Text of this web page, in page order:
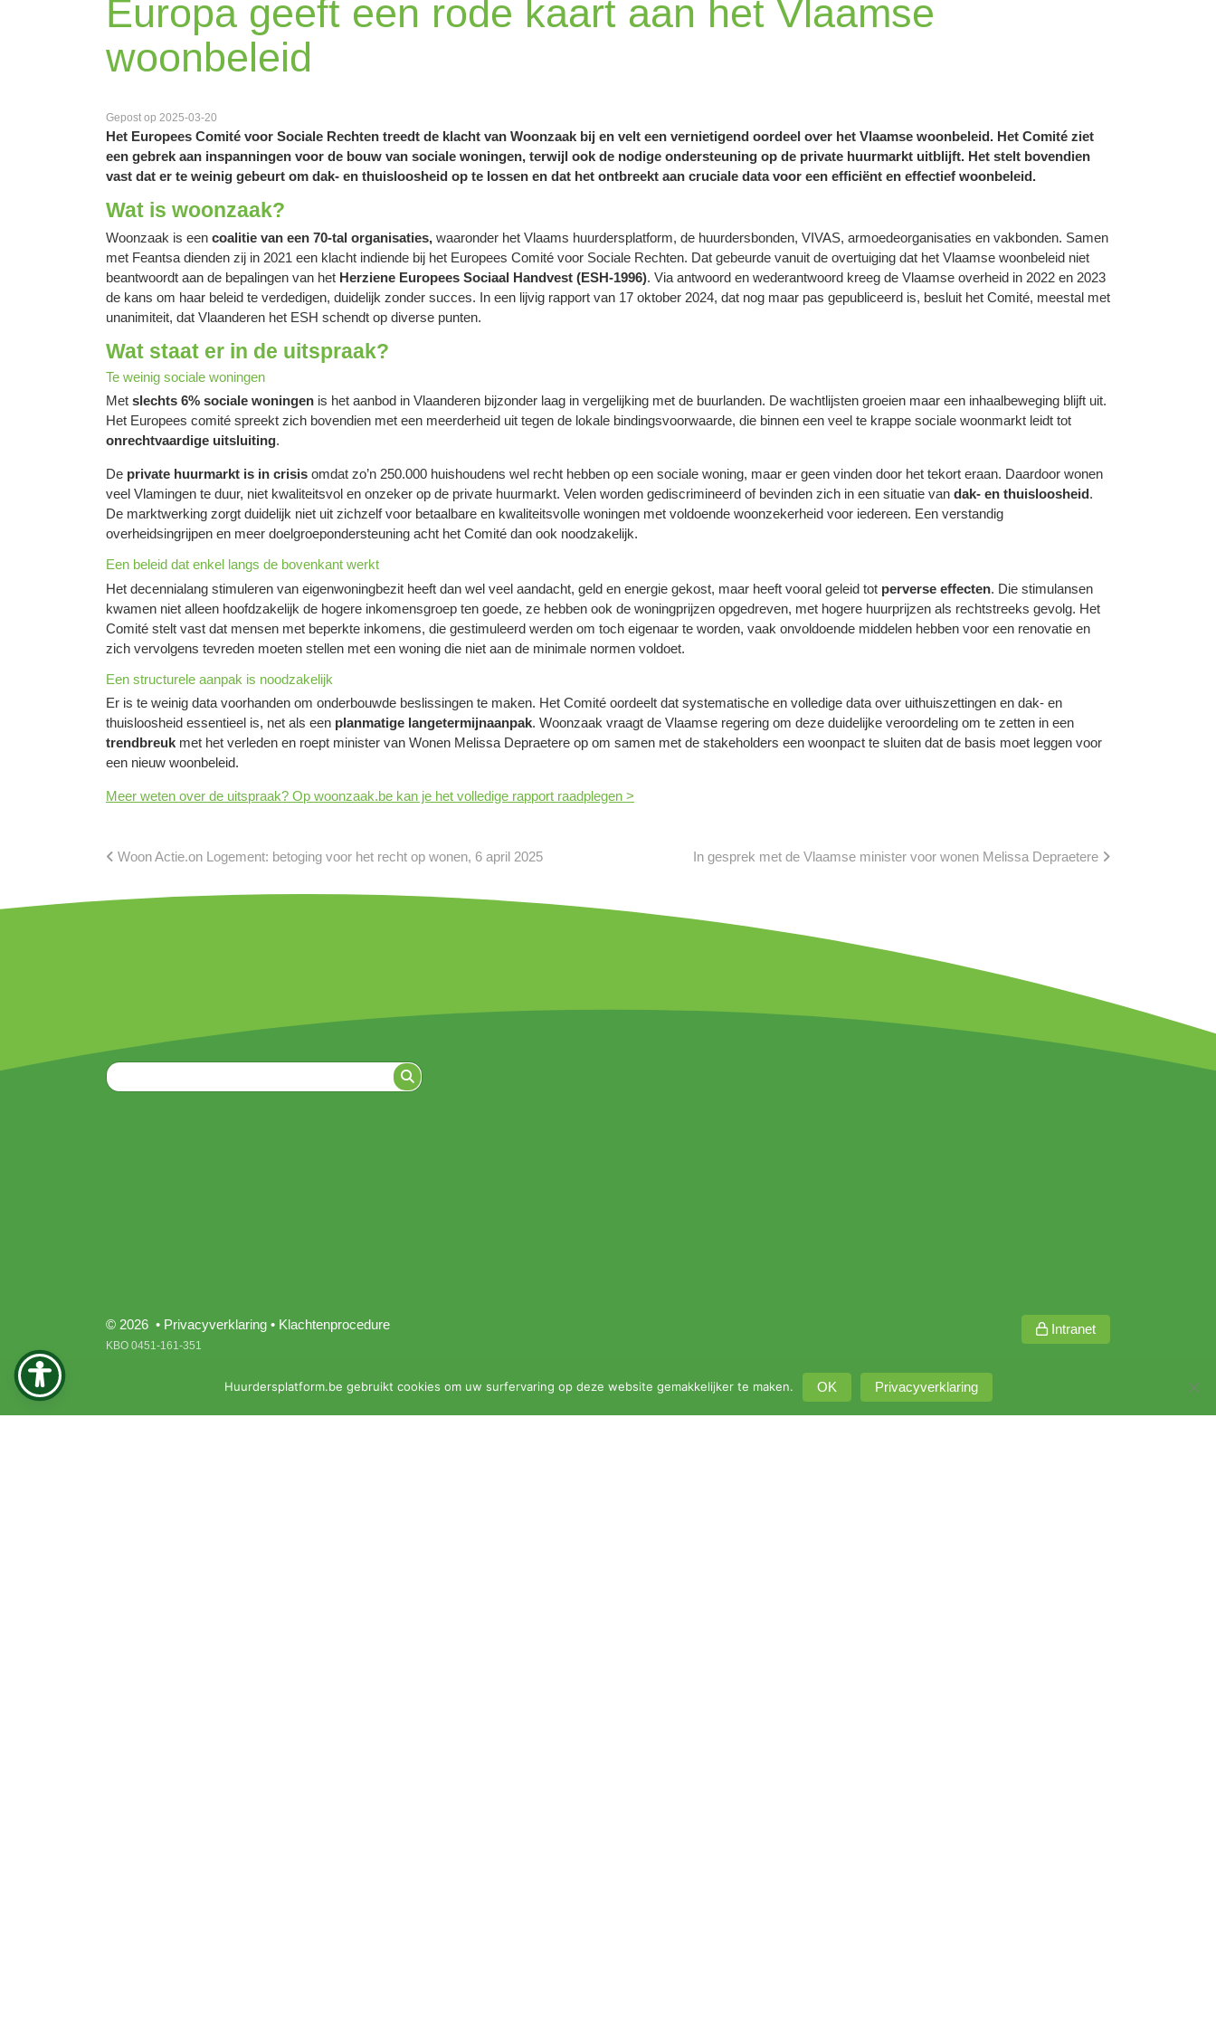
Europa geeft een rode kaart aan het Vlaamse
woonbeleid
Gepost op 2025-03-20
Het Europees Comité voor Sociale Rechten treedt de klacht van Woonzaak bij en velt een vernietigend oordeel over het Vlaamse woonbeleid. Het Comité ziet
een gebrek aan inspanningen voor de bouw van sociale woningen, terwijl ook de nodige ondersteuning op de private huurmarkt uitblijft. Het stelt bovendien
vast dat er te weinig gebeurt om dak- en thuisloosheid op te lossen en dat het ontbreekt aan cruciale data voor een efficiënt en effectief woonbeleid.
Wat is woonzaak?
Woonzaak is een coalitie van een 70-tal organisaties, waaronder het Vlaams huurdersplatform, de huurdersbonden, VIVAS, armoedeorganisaties en vakbonden. Samen
met Feantsa dienden zij in 2021 een klacht indiende bij het Europees Comité voor Sociale Rechten. Dat gebeurde vanuit de overtuiging dat het Vlaamse woonbeleid niet
beantwoordt aan de bepalingen van het Herziene Europees Sociaal Handvest (ESH-1996). Via antwoord en wederantwoord kreeg de Vlaamse overheid in 2022 en 2023
de kans om haar beleid te verdedigen, duidelijk zonder succes. In een lijvig rapport van 17 oktober 2024, dat nog maar pas gepubliceerd is, besluit het Comité, meestal met
unanimiteit, dat Vlaanderen het ESH schendt op diverse punten.
Wat staat er in de uitspraak?
Te weinig sociale woningen
Met slechts 6% sociale woningen is het aanbod in Vlaanderen bijzonder laag in vergelijking met de buurlanden. De wachtlijsten groeien maar een inhaalbeweging blijft uit.
Het Europees comité spreekt zich bovendien met een meerderheid uit tegen de lokale bindingsvoorwaarde, die binnen een veel te krappe sociale woonmarkt leidt tot
onrechtvaardige uitsluiting.
De private huurmarkt is in crisis omdat zo’n 250.000 huishoudens wel recht hebben op een sociale woning, maar er geen vinden door het tekort eraan. Daardoor wonen
veel Vlamingen te duur, niet kwaliteitsvol en onzeker op de private huurmarkt. Velen worden gediscrimineerd of bevinden zich in een situatie van dak- en thuisloosheid.
De marktwerking zorgt duidelijk niet uit zichzelf voor betaalbare en kwaliteitsvolle woningen met voldoende woonzekerheid voor iedereen. Een verstandig
overheidsingrijpen en meer doelgroepondersteuning acht het Comité dan ook noodzakelijk.
Een beleid dat enkel langs de bovenkant werkt
Het decennialang stimuleren van eigenwoningbezit heeft dan wel veel aandacht, geld en energie gekost, maar heeft vooral geleid tot perverse effecten. Die stimulansen
kwamen niet alleen hoofdzakelijk de hogere inkomensgroep ten goede, ze hebben ook de woningprijzen opgedreven, met hogere huurprijzen als rechtstreeks gevolg. Het
Comité stelt vast dat mensen met beperkte inkomens, die gestimuleerd werden om toch eigenaar te worden, vaak onvoldoende middelen hebben voor een renovatie en
zich vervolgens tevreden moeten stellen met een woning die niet aan de minimale normen voldoet.
Een structurele aanpak is noodzakelijk
Er is te weinig data voorhanden om onderbouwde beslissingen te maken. Het Comité oordeelt dat systematische en volledige data over uithuiszettingen en dak- en
thuisloosheid essentieel is, net als een planmatige langetermijnaanpak. Woonzaak vraagt de Vlaamse regering om deze duidelijke veroordeling om te zetten in een
trendbreuk met het verleden en roept minister van Wonen Melissa Depraetere op om samen met de stakeholders een woonpact te sluiten dat de basis moet leggen voor
een nieuw woonbeleid.
Meer weten over de uitspraak? Op woonzaak.be kan je het volledige rapport raadplegen >
Woon Actie.on Logement: betoging voor het recht op wonen, 6 april 2025 In gesprek met de Vlaamse minister voor wonen Melissa Depraetere
© 2026 • Privacyverklaring • Klachtenprocedure
KBO 0451-161-351
Intranet
Huurdersplatform.be gebruikt cookies om uw surfervaring op deze website gemakkelijker te maken. OK Privacyverklaring